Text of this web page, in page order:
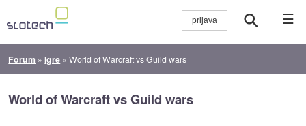
☰
Forum »Igre »World of Warcraft vs Guild wars
World of Warcraft vs Guild wars